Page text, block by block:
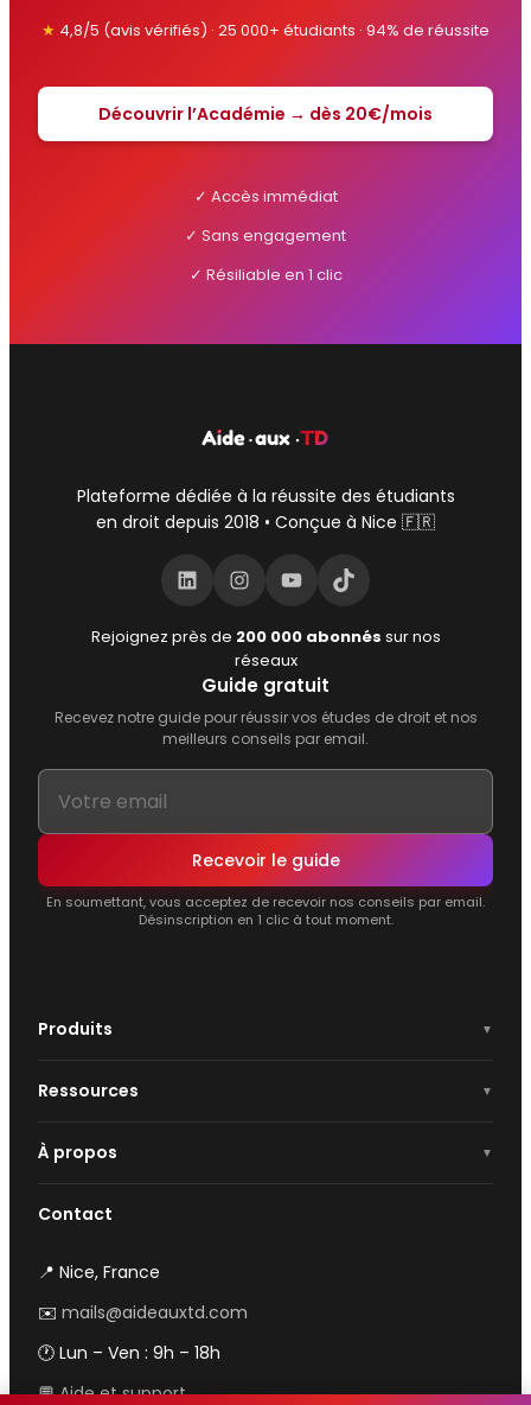
★ 4,8/5 (avis vérifiés) · 25 000+ étudiants · 94% de réussite
Découvrir l’Académie → dès 20€/mois
✓ Accès immédiat
✓ Sans engagement
✓ Résiliable en 1 clic
Plateforme dédiée à la réussite des étudiants
en droit depuis 2018 • Conçue à Nice 🇫🇷
LinkedIn
Instagram
YouTube
TikTok
Rejoignez près de 200 000 abonnés sur nos
réseaux
Guide gratuit
Recevez notre guide pour réussir vos études de droit et nos
meilleurs conseils par email.
Recevoir le guide
En soumettant, vous acceptez de recevoir nos conseils par email.
Désinscription en 1 clic à tout moment.
Produits
Ressources
À propos
Contact
📍 Nice, France
✉️ mails@aideauxtd.com
🕐 Lun – Ven : 9h – 18h
💬Aide et support